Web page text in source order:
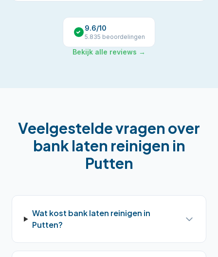
9.6/10
5.835 beoordelingen
Bekijk alle reviews →
Veelgestelde vragen over
bank laten reinigen in
Putten
Wat kost bank laten reinigen in
Putten?